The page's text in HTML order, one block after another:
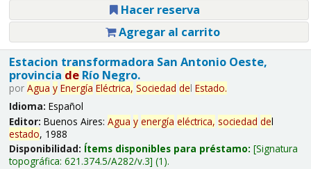
Hacer reserva
Agregar al carrito
Estacion transformadora San Antonio Oeste,
provincia deRío Negro.
por Agua y Energía Eléctrica, Sociedad del Estado.
Idioma: Español
Editor: Buenos Aires: Agua y energía eléctrica, sociedad del
estado, 1988
Disponibilidad: Ítems disponibles para préstamo: Signatura
topográfica: 621.374.5/A282/v.3 (1).